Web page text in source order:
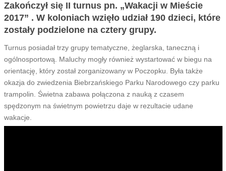
Zakończył się II turnus pn. „Wakacji w Mieście
2017” . W koloniach wzięło udział 190 dzieci, które
zostały podzielone na cztery grupy.
Turnus posiadał trzy grupy tematyczne, żeglarska, taneczną i
ogólnosportową. Maluchy mogły również wystartować w biegu na
orientację, który został zorganizowany w Poczopku. Była także
okazja do zwiedzenia Biebrzańskiego Parku Narodowego czy parku
trampolin. Świetna zabawa połączona z nauką z czasem
spędzonym na świetnym powietrzu daje w rezultacie udane
wakacje.